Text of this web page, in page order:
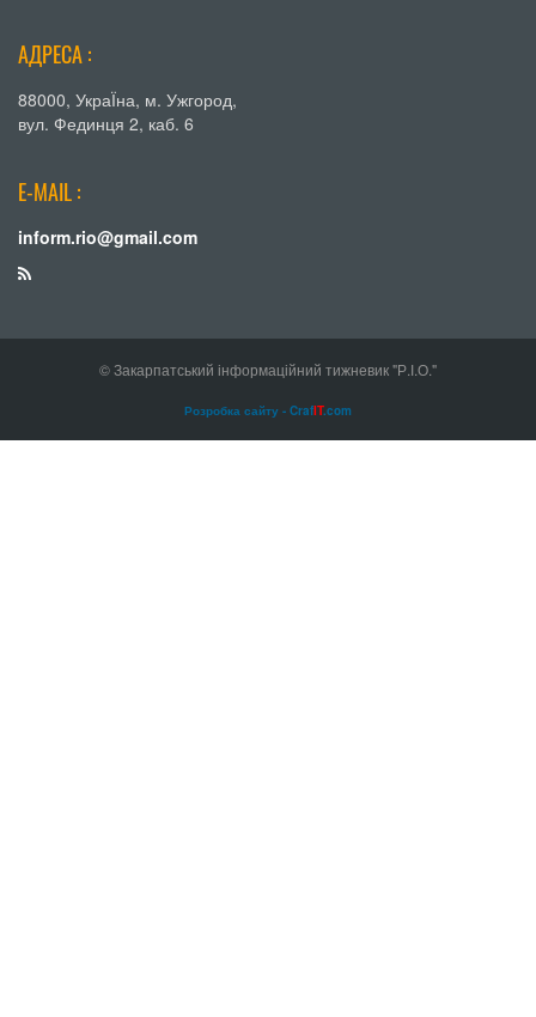
АДРЕСА :
88000, УкраЇна, м. Ужгород,
вул. Фединця 2, каб. 6
E-MAIL :
inform.rio@gmail.com
© Закарпатський інформаційний тижневик "Р.І.О."
Розробка сайту - CrafIT.com